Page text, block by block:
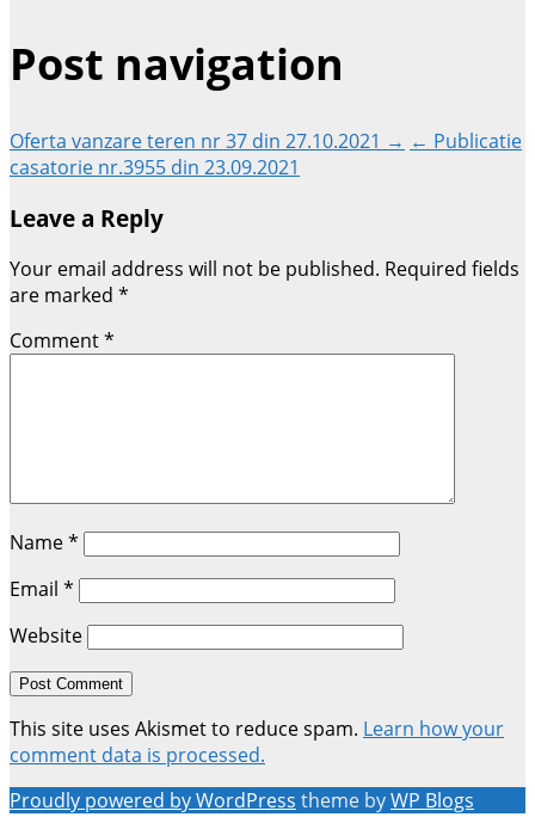
Post navigation
Oferta vanzare teren nr 37 din 27.10.2021 → ← Publicatie
casatorie nr.3955 din 23.09.2021
Leave a Reply
Your email address will not be published. Required fields
are marked *
Comment*
Name*
Email *
Website
This site uses Akismet to reduce spam. Learn how your
comment data is processed.
Proudly powered by WordPress theme byWP Blogs